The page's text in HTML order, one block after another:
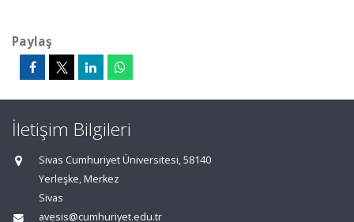
Paylaş
İletişim Bilgileri
Sivas Cumhuriyet Üniversitesi, 58140
Yerleşke, Merkez
Sivas
avesis@cumhuriyet.edu.tr